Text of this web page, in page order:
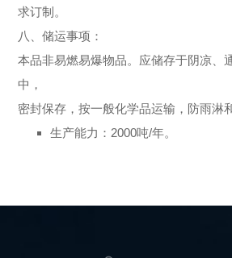
求订制。
八、储运事项：
本品非易燃易爆物品。应储存于阴凉、
中，
密封保存，按一般化学品运输，防雨淋
生产能力：2000吨/年。